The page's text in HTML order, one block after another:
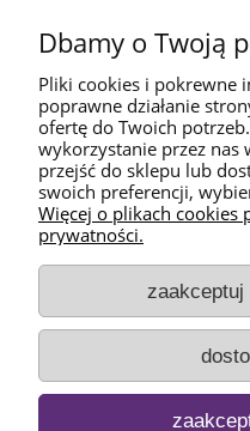
Dbamy o Twoją
Pliki cookies i pokrewne
poprawne działanie
ofertę do Twoich
wykorzystanie przez nas
przejść do sklepu lub
swoich preferencji,
Więcej o plikach cookies
prywatności.